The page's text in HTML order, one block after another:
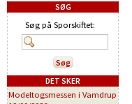
SØG
Søg på Sporskiftet:
DET SKER
Modeltogsmessen i Vamdrup